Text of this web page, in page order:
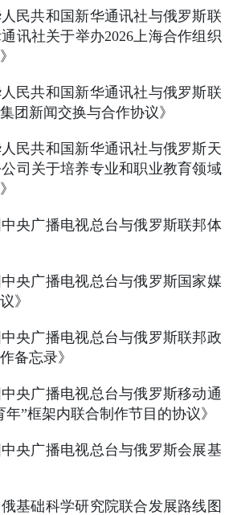
人民共和国新华通讯社与俄罗斯联
讯社关于举办2026上海合作组织
人民共和国新华通讯社与俄罗斯联
团新闻交换与合作协议》
人民共和国新华通讯社与俄罗斯天
司关于培养专业和职业教育领域
中央广播电视总台与俄罗斯联邦体
中央广播电视总台与俄罗斯国家媒
》
中央广播电视总台与俄罗斯联邦政
备忘录》
中央广播电视总台与俄罗斯移动通
”框架内联合制作节目的协议》
中央广播电视总台与俄罗斯会展基
俄基础科学研究院联合发展路线图